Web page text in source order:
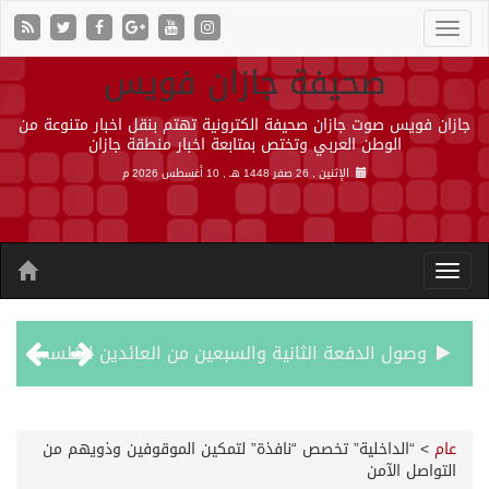
صحيفة جازان فويس
جازان فويس صوت جازان صحيفة الكترونية تهتم بنقل اخبار متنوعة من
الوطن العربي وتختص بمتابعة اخبار منطقة جازان
الإثنين , 26 صفر 1448 هـ , 10 أغسطس 2026 م
وصول الدفعة الثانية والسبعين من العائدين الفلسطينيين إلى رفح
عام > “الداخلية” تخصص “نافذة” لتمكين الموقوفين وذويهم من
التواصل الآمن